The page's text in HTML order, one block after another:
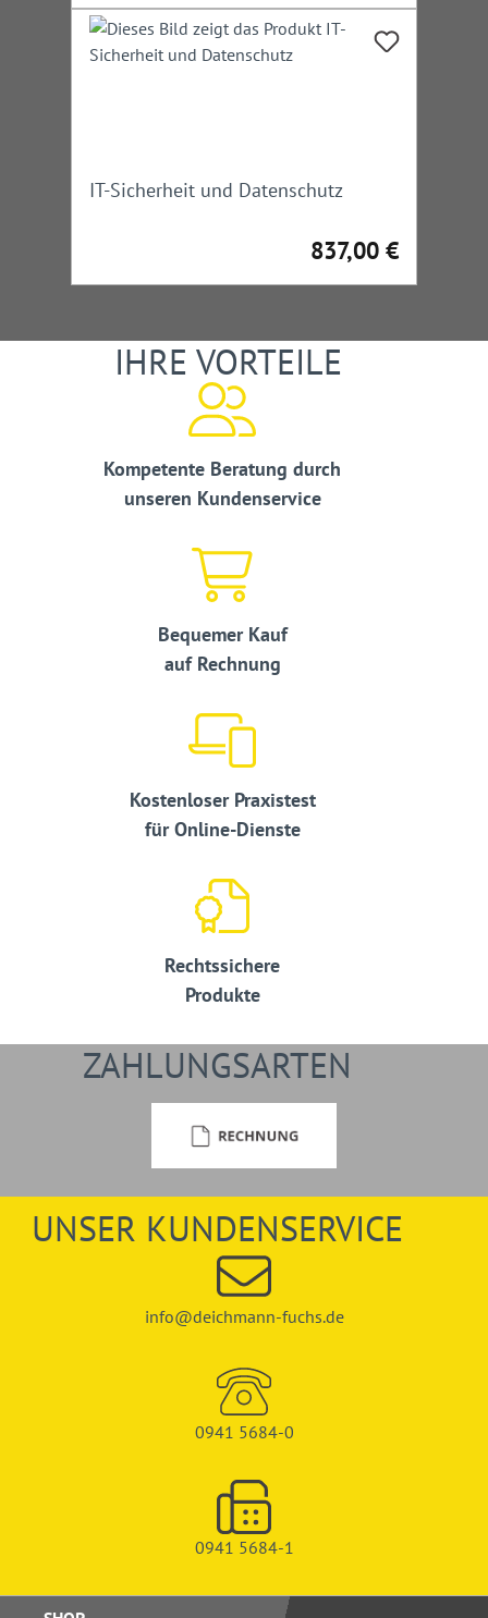
IT-Sicherheit und Datenschutz
Regulärer Preis:
837,00 €
IHRE VORTEILE
Kompetente Beratung durch
unseren Kundenservice
Bequemer Kauf
auf Rechnung
Kostenloser Praxistest
für Online-Dienste
Rechtssichere
Produkte
ZAHLUNGSARTEN
UNSER KUNDENSERVICE
info@deichmann-fuchs.de
0941 5684-0
0941 5684-1